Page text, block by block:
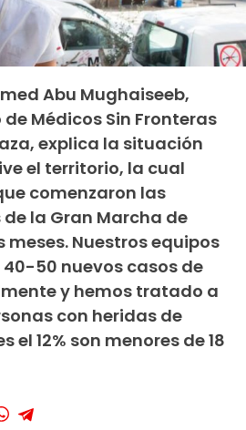
Abu Mughaiseeb,
Médicos Sin Fronteras
explica la situación
el territorio, la cual
comenzaron las
la Gran Marcha de
meses. Nuestros equipos
50 nuevos casos de
y hemos tratado a
con heridas de
el 12% son menores de 18